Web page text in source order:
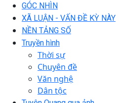
GÓC NHÌN
XÃ LUẬN - VẤN ĐỀ KỲ NÀY
NỀN TẢNG SỐ
Truyền hình
Thời sự
Chuyên đề
Văn nghệ
Dân tộc